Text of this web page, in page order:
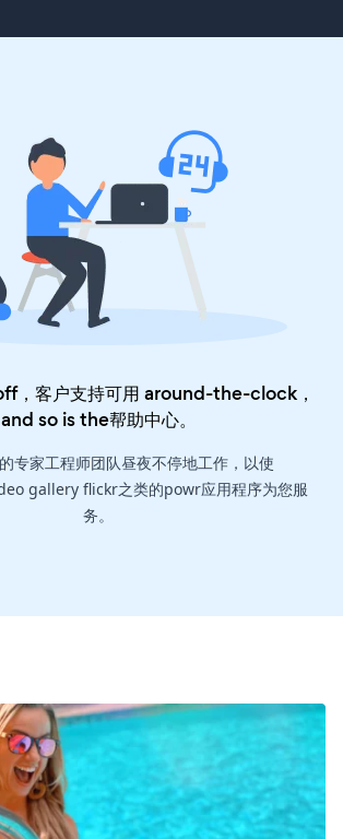
，客户支持可用 around-the-clock，
and so is the帮助中心。
专家工程师团队昼夜不停地工作，以使
gallery flickr之类的powr应用程序为您服
务。